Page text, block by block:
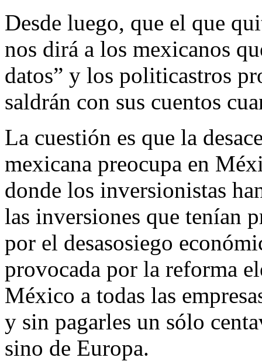
Desde luego, que el que
nos dirá a los mexicanos
datos” y los politicastros
saldrán con sus cuentos
La cuestión es que la
mexicana preocupa en
donde los inversionistas
las inversiones que tenían
por el desasosiego
provocada por la reforma
México a todas las
y sin pagarles un sólo
sino de Europa.